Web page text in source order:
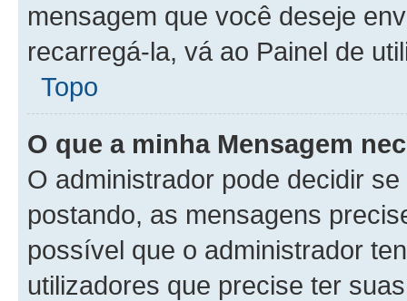
mensagem que você deseje
recarregá-la, vá ao Painel de
Topo
O que a minha Mensagem
O administrador pode decidir
postando, as mensagens
possível que o administrador
utilizadores que precise ter